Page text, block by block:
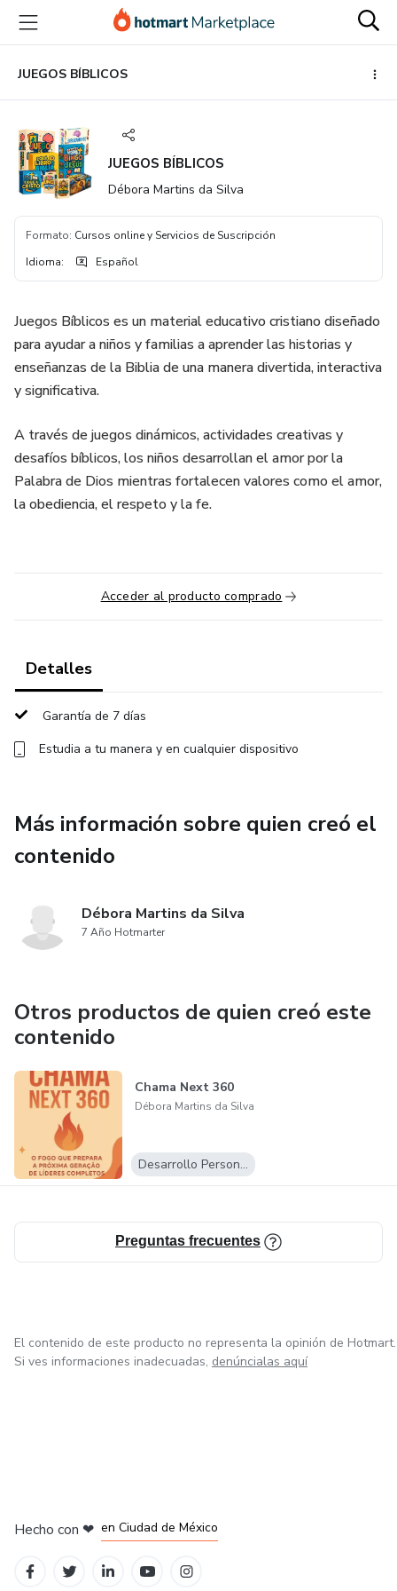
principal
página
de
página
JUEGOS BÍBLICOS
JUEGOS BÍBLICOS
Débora Martins da Silva
Formato: Cursos online y Servicios de Suscripción
Idioma: Español
Juegos Bíblicos es un material educativo cristiano diseñado
para ayudar a niños y familias a aprender las historias y
enseñanzas de la Biblia de una manera divertida, interactiva
y significativa.
A través de juegos dinámicos, actividades creativas y
desafíos bíblicos, los niños desarrollan el amor por la
Palabra de Dios mientras fortalecen valores como el amor,
la obediencia, el respeto y la fe.
Acceder al producto comprado
Detalles
Garantía de 7 días
Estudia a tu manera y en cualquier dispositivo
Más información sobre quien creó el
contenido
Débora Martins da Silva
7 Año Hotmarter
Otros productos de quien creó este
contenido
Chama Next 360
Débora Martins da Silva
Desarrollo Personal
Preguntas frecuentes
El contenido de este producto no representa la opinión de Hotmart.
Si ves informaciones inadecuadas, denúncialas aquí
Hecho con ❤ en Ciudad de México